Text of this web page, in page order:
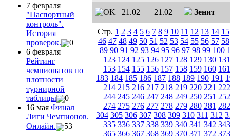
7 февраля
"Паспортный
контроль".
История
проверок.
0
6 февраля
Рейтинг
чемпионатов по
плотности
турнирной
таблицы
0
16 мая Финал
Лиги Чемпионов.
Онлайн.
53
21.02 21.02 Зенит
Стр. 1 2 3 4 5 6 7 8 9 10 11 12 13 14 15
46 47 48 49 50 51 52 53 54 55 56 57 58
89 90 91 92 93 94 95 96 97 98 99 100
123 124 125 126 127 128 129 130 131
153 154 155 156 157 158 159 160 161
183 184 185 186 187 188 189 190 191
214 215 216 217 218 219 220 221 222
244 245 246 247 248 249 250 251 252
274 275 276 277 278 279 280 281 282
304 305 306 307 308 309 310 311 312
335 336 337 338 339 340 341 342 343
365 366 367 368 369 370 371 372 373